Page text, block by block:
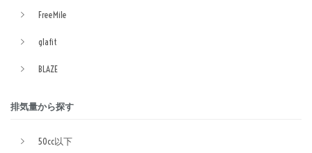
FreeMile
glafit
BLAZE
排気量から探す
50cc以下